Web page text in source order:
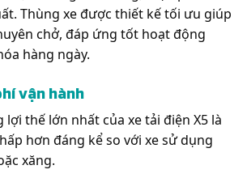
Thùng xe được thiết kế tối ưu giúp
chở, đáp ứng tốt hoạt động
hàng ngày.
vận hành
thế lớn nhất của xe tải điện X5 là
hơn đáng kể so với xe sử dụng
xăng.